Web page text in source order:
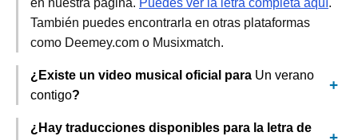
en nuestra página. Puedes ver la letra completa aquí.
También puedes encontrarla en otras plataformas
como Deemey.com o Musixmatch.
¿Existe un video musical oficial para Un verano
contigo?
¿Hay traducciones disponibles para la letra de